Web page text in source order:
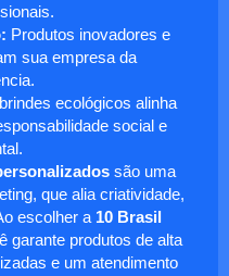
Produtos inovadores e
sua empresa da
ecológicos alinha
social e
são uma
que alia criatividade,
escolher a 10 Brasil
garante produtos de alta
e um atendimento